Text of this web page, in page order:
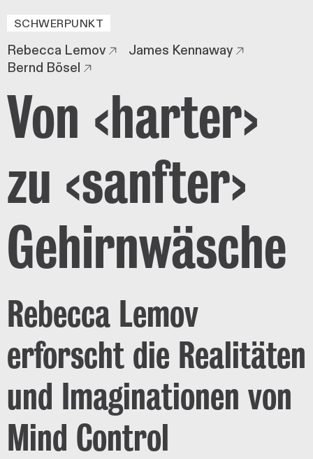
SCHWERPUNKT
Rebecca Lemov
James Kennaway
Bernd Bösel
Von ‹harter›
zu ‹sanfter›
Gehirnwäsche
Rebecca Lemov
erforscht die­ Realitäten
und Imaginationen von
Mind Control